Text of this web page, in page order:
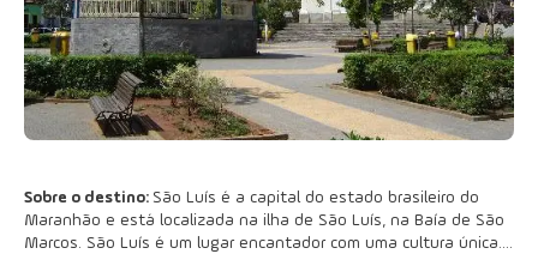
Sobre o destino: São Luís é a capital do estado brasileiro do
Maranhão e está localizada na ilha de São Luís, na Baía de São
Marcos. São Luís é um lugar encantador com uma cultura única.